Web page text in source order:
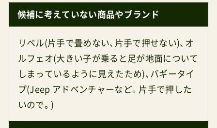
候補に考えていない商品やブランド
リベル(片手で畳めない、片手で押せない)、オ
ルフェオ(大きい子が乗ると足が地面について
しまっているように見えたため)、バギータイ
プ(Jeep アドベンチャーなど。片手で押した
いので。)